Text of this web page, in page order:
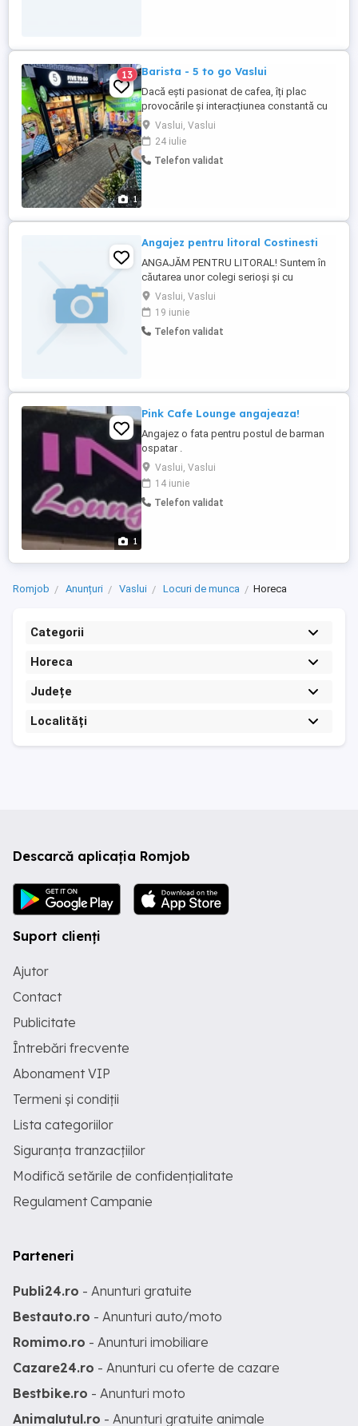
1
13 Barista - 5 to go Vaslui
Dacă ești pasionat de cafea, îți plac
provocările și interacțiunea constantă cu
persoane noi te încarcă cu energie, atunci
vrem sa te cunoaștem. Cerințe: -
Disponibilitate pentru un loc de munca full
time. - Experiența pe un post similar nu
Vaslui, Vaslui
24 iulie
Telefon validat
Angajez pentru litoral Costinesti
ANGAJĂM PENTRU LITORAL! Suntem în
căutarea unor colegi serioși și cu
experiență pentru sezonul estival: Bucătar
cu experiență Ospătar cu experiență
Oferim: Salariu atractiv Cazare asigurată
Masă asigurată Mediu de lucru plăcut și
Vaslui, Vaslui
19 iunie
Telefon validat
1
Pink Cafe Lounge angajeaza!
Angajez o fata pentru postul de barman
ospatar .
Vaslui, Vaslui
14 iunie
Telefon validat
Romjob Anunțuri Vaslui Locuri de munca Horeca
Categorii
Horeca
Județe
Localități
Descarcă aplicația Romjob
Suport clienți
Ajutor
Contact
Publicitate
Întrebări frecvente
Abonament VIP
Termeni și condiții
Lista categoriilor
Siguranța tranzacțiilor
Modifică setările de confidențialitate
Regulament Campanie
Parteneri
Publi24.ro - Anunturi gratuite
Bestauto.ro - Anunturi auto/moto
Romimo.ro - Anunturi imobiliare
Cazare24.ro - Anunturi cu oferte de cazare
Bestbike.ro - Anunturi moto
Animalutul.ro - Anunturi gratuite animale